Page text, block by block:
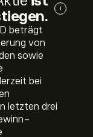
i
beträgt
von
sowie
bei
letzten drei